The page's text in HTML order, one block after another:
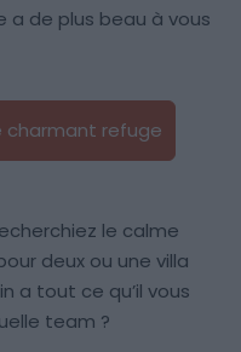
a de plus beau à vous
charmant refuge
le calme
deux ou une villa
a tout ce qu’il vous
team ?